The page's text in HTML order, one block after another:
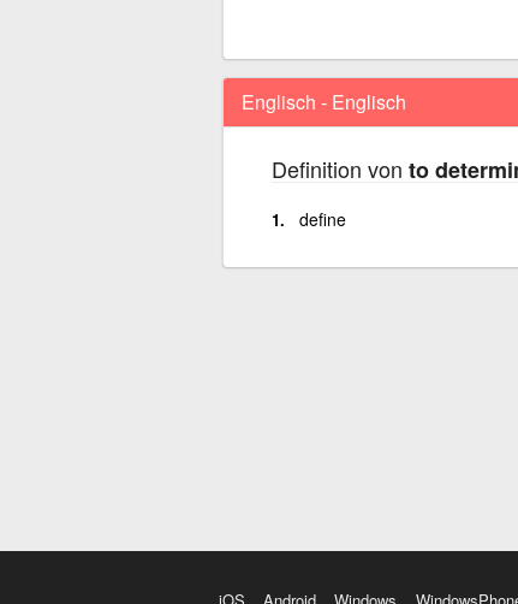
Englisch - Englisch
Definition von to
define